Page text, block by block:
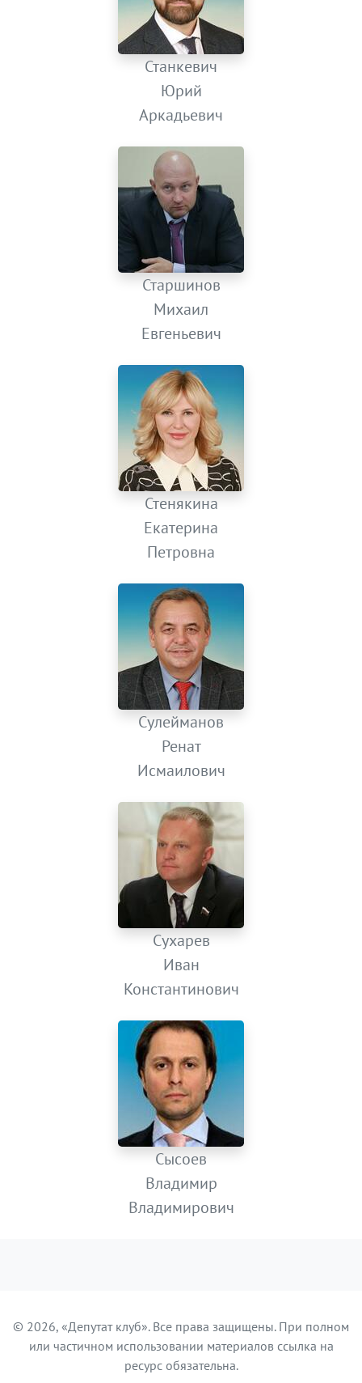
Станкевич
Юрий
Аркадьевич
Старшинов
Михаил
Евгеньевич
Стенякина
Екатерина
Петровна
Сулейманов
Ренат
Исмаилович
Сухарев
Иван
Константинович
Сысоев
Владимир
Владимирович
© 2026, «Депутат клуб». Все права защищены. При полном
или частичном использовании материалов ссылка на
ресурс обязательна.